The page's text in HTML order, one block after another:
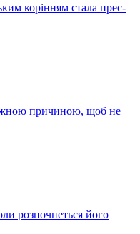
корінням стала прес-
причиною, щоб не
розпочнеться його